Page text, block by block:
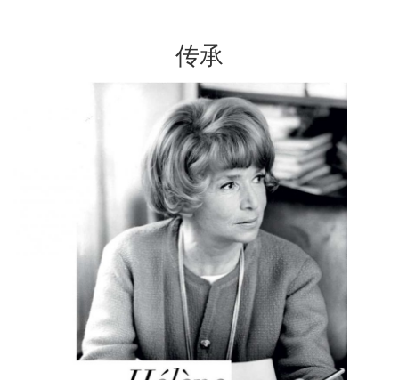
传承